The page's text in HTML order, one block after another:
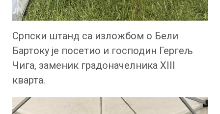
Српски штанд са изложбом о Бели
Бартоку је посетио и господин Гергељ
Чига, заменик градоначелника XIII
кварта.